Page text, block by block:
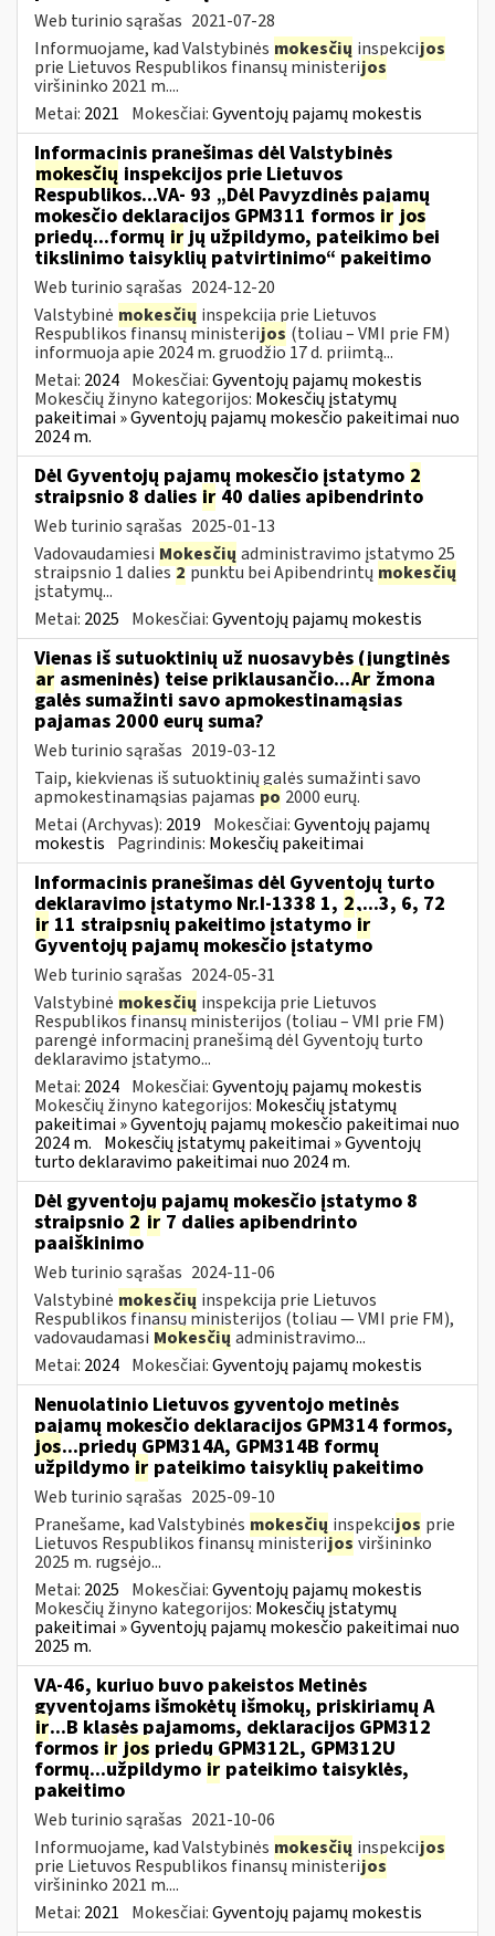
Web turinio sąrašas 2021-07-28
Informuojame, kad Valstybinės mokesčių inspekcijos
prie Lietuvos Respublikos finansų ministerijos
viršininko 2021 m....
Metai: 2021 Mokesčiai:Gyventojų pajamų mokestis
Informacinis pranešimas dėl Valstybinės
mokesčių inspekcijos prie Lietuvos
Respublikos...VA- 93 „Dėl Pavyzdinės pajamų
mokesčio deklaracijos GPM311 formos ir jos
priedų...formų irjų užpildymo, pateikimo bei
tikslinimo taisyklių patvirtinimo“ pakeitimo
Web turinio sąrašas 2024-12-20
Valstybinė mokesčių inspekcija prie Lietuvos
Respublikos finansų ministerijos (toliau – VMI prie FM)
informuoja apie 2024 m. gruodžio 17 d. priimtą...
Metai: 2024 Mokesčiai:Gyventojų pajamų mokestis
Mokesčių žinyno kategorijos: Mokesčių įstatymų
pakeitimai » Gyventojų pajamų mokesčio pakeitimai nuo
2024 m.
Dėl Gyventojų pajamų mokesčio įstatymo 2
straipsnio 8 dalies ir 40 dalies apibendrinto
Web turinio sąrašas 2025-01-13
Vadovaudamiesi Mokesčių administravimo įstatymo 25
straipsnio 1 dalies2punktu bei Apibendrintų mokesčių
įstatymų...
Metai: 2025 Mokesčiai:Gyventojų pajamų mokestis
Vienas iš sutuoktinių už nuosavybės (jungtinės
ar asmeninės) teise priklausančio...Ar žmona
galės sumažinti savo apmokestinamąsias
pajamas 2000 eurų suma?
Web turinio sąrašas 2019-03-12
Taip, kiekvienas iš sutuoktinių galės sumažinti savo
apmokestinamąsias pajamas po 2000 eurų.
Metai (Archyvas): 2019 Mokesčiai:Gyventojų pajamų
mokestis Pagrindinis: Mokesčių pakeitimai
Informacinis pranešimas dėl Gyventojų turto
deklaravimo įstatymo Nr.I-1338 1, 2,...3, 6, 72
ir 11 straipsnių pakeitimo įstatymoir
Gyventojų pajamų mokesčio įstatymo
Web turinio sąrašas 2024-05-31
Valstybinė mokesčių inspekcija prie Lietuvos
Respublikos finansų ministerijos (toliau – VMI prie FM)
parengė informacinį pranešimą dėl Gyventojų turto
deklaravimo įstatymo...
Metai: 2024 Mokesčiai:Gyventojų pajamų mokestis
Mokesčių žinyno kategorijos: Mokesčių įstatymų
pakeitimai » Gyventojų pajamų mokesčio pakeitimai nuo
2024 m. Mokesčių įstatymų pakeitimai » Gyventojų
turto deklaravimo pakeitimai nuo 2024 m.
Dėl gyventojų pajamų mokesčio įstatymo 8
straipsnio 2 ir 7 dalies apibendrinto
paaiškinimo
Web turinio sąrašas 2024-11-06
Valstybinė mokesčių inspekcija prie Lietuvos
Respublikos finansų ministerijos (toliau — VMI prie FM),
vadovaudamasi Mokesčių administravimo...
Metai: 2024 Mokesčiai:Gyventojų pajamų mokestis
Nenuolatinio Lietuvos gyventojo metinės
pajamų mokesčio deklaracijos GPM314 formos,
jos...priedų GPM314A, GPM314B formų
užpildymo ir pateikimo taisyklių pakeitimo
Web turinio sąrašas 2025-09-10
Pranešame, kad Valstybinės mokesčių inspekcijos prie
Lietuvos Respublikos finansų ministerijos viršininko
2025 m. rugsėjo...
Metai: 2025 Mokesčiai:Gyventojų pajamų mokestis
Mokesčių žinyno kategorijos: Mokesčių įstatymų
pakeitimai » Gyventojų pajamų mokesčio pakeitimai nuo
2025 m.
VA-46, kuriuo buvo pakeistos Metinės
gyventojams išmokėtų išmokų, priskiriamų A
ir...B klasės pajamoms, deklaracijos GPM312
formos ir jos priedų GPM312L, GPM312U
formų...užpildymo ir pateikimo taisyklės,
pakeitimo
Web turinio sąrašas 2021-10-06
Informuojame, kad Valstybinės mokesčių inspekcijos
prie Lietuvos Respublikos finansų ministerijos
viršininko 2021 m....
Metai: 2021 Mokesčiai:Gyventojų pajamų mokestis